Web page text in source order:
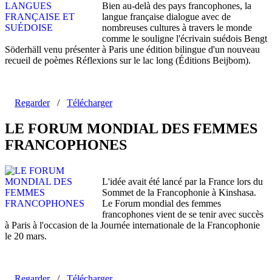
Bien au-delà des pays francophones, la
langue française dialogue avec de
nombreuses cultures à travers le monde
comme le souligne l'écrivain suédois Bengt
Söderhäll venu présenter à Paris une édition bilingue d'un nouveau
recueil de poèmes Réflexions sur le lac long (Éditions Beijbom).
Regarder/ Télécharger
LE FORUM MONDIAL DES FEMMES
FRANCOPHONES
L'idée avait été lancé par la France lors du
Sommet de la Francophonie à Kinshasa.
Le Forum mondial des femmes
francophones vient de se tenir avec succès
à Paris à l'occasion de la Journée internationale de la Francophonie
le 20 mars.